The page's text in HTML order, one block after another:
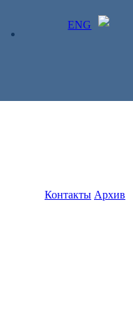
ENG
ЛИЧНЫЙ КАБИНЕТ
Контакты Архив